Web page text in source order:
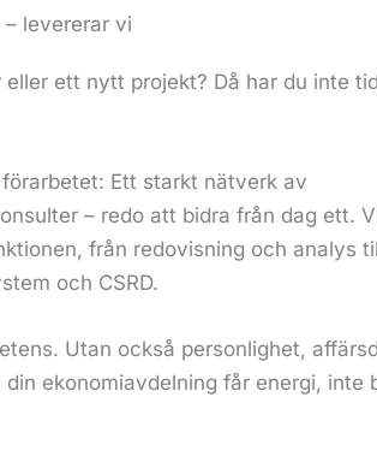
levererar vi
ett nytt projekt? Då har du inte
Ett starkt nätverk av
– redo att bidra från dag ett.
från redovisning och analys
och CSRD.
Utan också personlighet,
ekonomiavdelning får energi, inte